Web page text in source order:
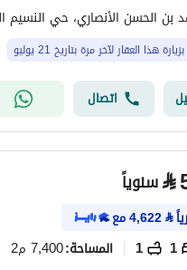
هذا العقار لآخر مرة بتاريخ 21 يوليو
اتصال
⃁سنوياً
⃁
4,622مع
1
1 المساحة:7,400 م2